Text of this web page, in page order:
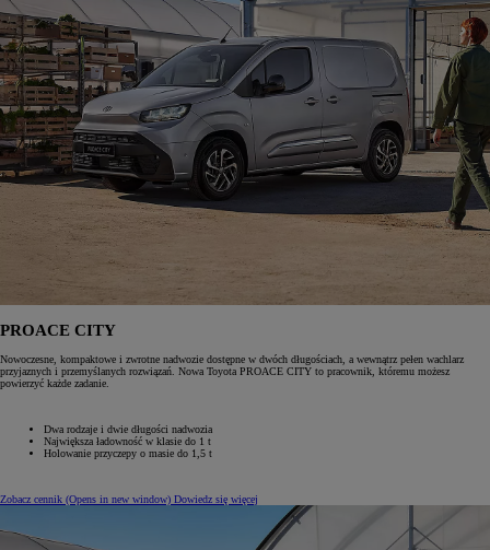
PROACE CITY
Nowoczesne, kompaktowe i zwrotne nadwozie dostępne w dwóch długościach, a wewnątrz pełen wachlarz
przyjaznych i przemyślanych rozwiązań. Nowa Toyota PROACE CITY to pracownik, któremu możesz
powierzyć każde zadanie.
Dwa rodzaje i dwie długości nadwozia
Największa ładowność w klasie do 1 t
Holowanie przyczepy o masie do 1,5 t
Zobacz cennik (Opens in new window) Dowiedz się więcej